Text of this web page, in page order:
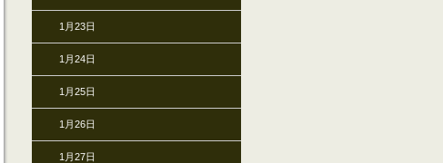
1月23日
1月24日
1月25日
1月26日
1月27日